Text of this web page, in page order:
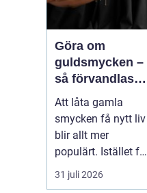
Göra om
guldsmycken –
så förvandlas
minnen till nya
favoriter
Att låta gamla
smycken få nytt liv
blir allt mer
populärt. Istället för
a...
31 juli 2026